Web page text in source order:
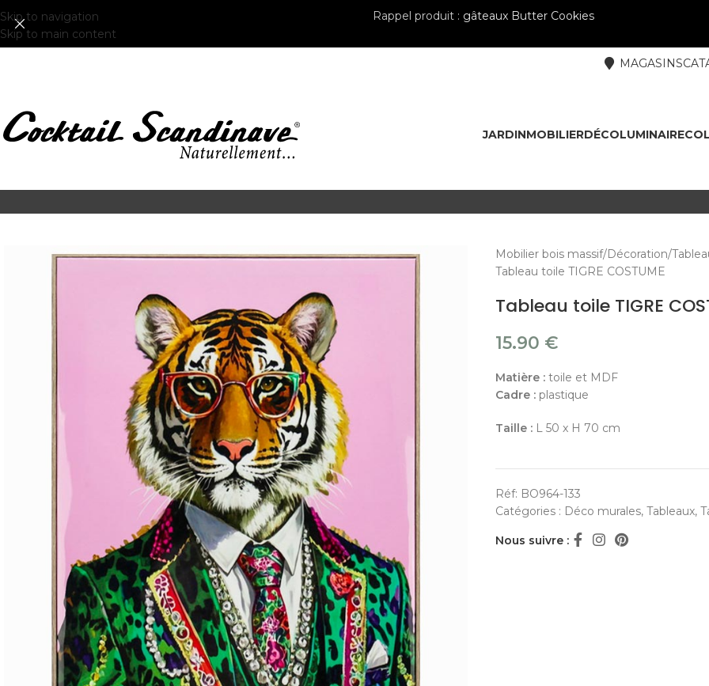
Skip to navigation
Skip to main content
Rappel produit : gâteaux Butter Cookies
MAGASINS
JARDINMOBILIERDÉCOLUMINAIRE
Mobilier bois massif Décoration
Tableau toile TIGRE COSTUME
Tableau toile TIGRE
15.90 €
Matière :toile et MDF
Cadre :plastique
Taille :L 50 x H 70 cm
Réf: BO964-133
Catégories : Déco murales, Tableaux,
Nous suivre :